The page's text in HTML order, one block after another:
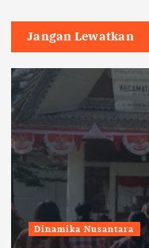
Jangan Lewatkan
Dinamika Nusantara